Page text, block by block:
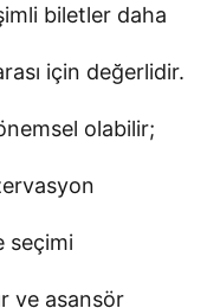
biletler daha
için değerlidir.
olabilir;
seçimi
ve asansör